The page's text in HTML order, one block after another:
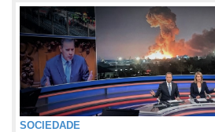
SOCIEDADE